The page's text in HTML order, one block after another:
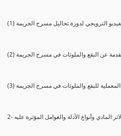
الفيديو الترويجي لدورة تحاليل مسرح الجريمة
مقدمة عن البقع والملوثات في مسرح الجريمة
المعملية للبقع والملوثات في مسرح الجريمة
المادي وأنواع الأدلة والعوامل المؤثرة عليه